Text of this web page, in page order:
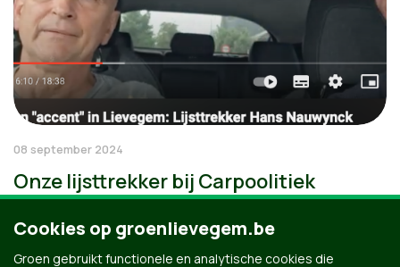
08 september 2024
Onze lijsttrekker bij Carpoolitiek
Cookies op groenlievegem.be
Groen gebruikt functionele en analytische cookies die